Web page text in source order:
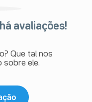
avaliações!
Que tal nos
sobre ele.